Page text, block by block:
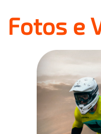
Fotos e